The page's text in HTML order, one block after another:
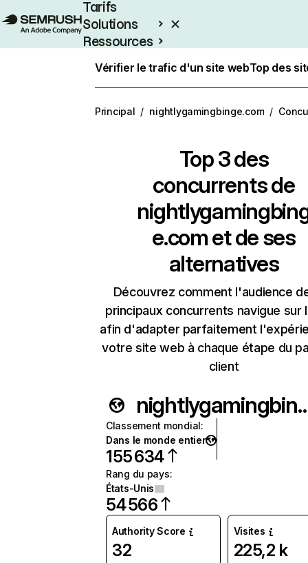
Tarifs
Solutions
Ressources
Vérifier le trafic d'un site webTop des
Principal / nightlygamingbinge.com /
Top 3 des
concurrents de
e.com et de ses
alternatives
Découvrez comment l'audience
principaux concurrents navigue sur
afin d'adapter parfaitement
votre site web à chaque étape du
client
Classement mondial:
Dans le monde entier
155 634
Rang du pays:
États-Unis
54 566
Authority Score
32
Visites
225,2 k